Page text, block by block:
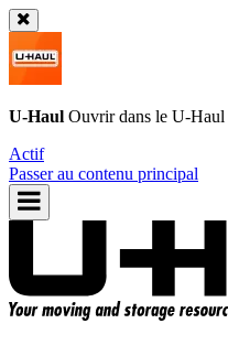
U-Haul Ouvrir dans le U-Haul
Actif
Passer au contenu principal